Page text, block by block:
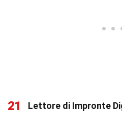
21 Lettore di Impronte